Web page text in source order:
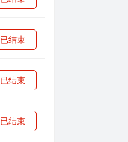
已结束
已结束
已结束